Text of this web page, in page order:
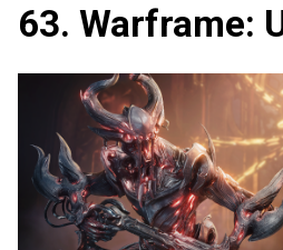
63. Warframe: